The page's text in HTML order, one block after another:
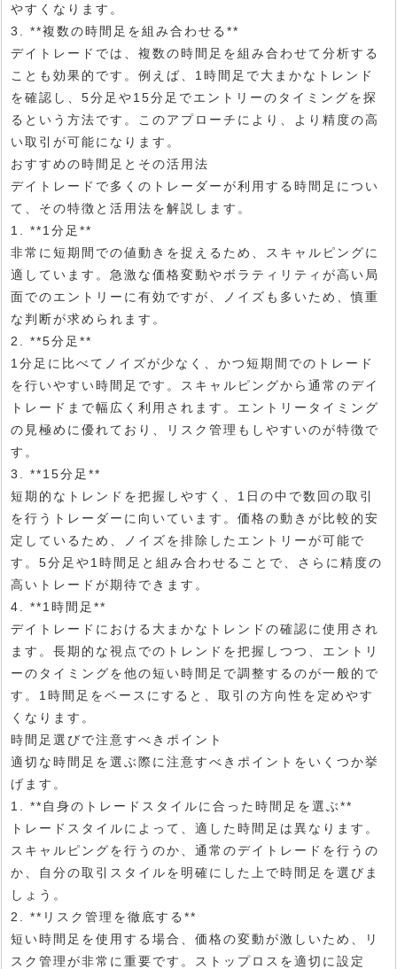
やすくなります。
3. **複数の時間足を組み合わせる**
デイトレードでは、複数の時間足を組み合わせて分析する
ことも効果的です。例えば、1時間足で大まかなトレンド
を確認し、5分足や15分足でエントリーのタイミングを探
るという方法です。このアプローチにより、より精度の高
い取引が可能になります。
おすすめの時間足とその活用法
デイトレードで多くのトレーダーが利用する時間足につい
て、その特徴と活用法を解説します。
1. **1分足**
非常に短期間での値動きを捉えるため、スキャルピングに
適しています。急激な価格変動やボラティリティが高い局
面でのエントリーに有効ですが、ノイズも多いため、慎重
な判断が求められます。
2. **5分足**
1分足に比べてノイズが少なく、かつ短期間でのトレード
を行いやすい時間足です。スキャルピングから通常のデイ
トレードまで幅広く利用されます。エントリータイミング
の見極めに優れており、リスク管理もしやすいのが特徴で
す。
3. **15分足**
短期的なトレンドを把握しやすく、1日の中で数回の取引
を行うトレーダーに向いています。価格の動きが比較的安
定しているため、ノイズを排除したエントリーが可能で
す。5分足や1時間足と組み合わせることで、さらに精度の
高いトレードが期待できます。
4. **1時間足**
デイトレードにおける大まかなトレンドの確認に使用され
ます。長期的な視点でのトレンドを把握しつつ、エントリ
ーのタイミングを他の短い時間足で調整するのが一般的で
す。1時間足をベースにすると、取引の方向性を定めやす
くなります。
時間足選びで注意すべきポイント
適切な時間足を選ぶ際に注意すべきポイントをいくつか挙
げます。
1. **自身のトレードスタイルに合った時間足を選ぶ**
トレードスタイルによって、適した時間足は異なります。
スキャルピングを行うのか、通常のデイトレードを行うの
か、自分の取引スタイルを明確にした上で時間足を選びま
しょう。
2. **リスク管理を徹底する**
短い時間足を使用する場合、価格の変動が激しいため、リ
スク管理が非常に重要です。ストップロスを適切に設定